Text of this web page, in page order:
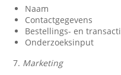
Naam
Contactgegevens
Bestellings- en
Onderzoeksinput
7. Marketing